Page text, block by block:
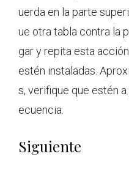
uerda en la parte
ue otra tabla contra la
gar y repita esta
estén instaladas.
s, verifique que estén
ecuencia.
Siguiente